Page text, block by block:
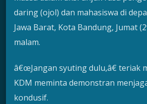
daring (ojol) dan mahasiswa di
Jawa Barat, Kota Bandung, Jumat
malam.
â€œJangan syuting dulu,â€ teriak
KDM meminta demonstran
kondusif.